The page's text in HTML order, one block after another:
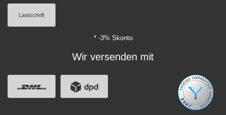
Lastschrift
* -3% Skonto
Wir versenden mit